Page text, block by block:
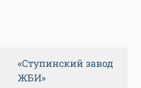
«Ступинский завод
ЖБИ»